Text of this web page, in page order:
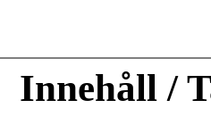
Innehåll /